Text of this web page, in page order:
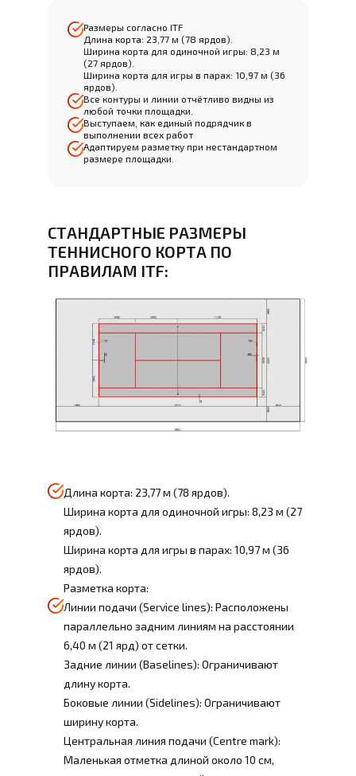
Размеры согласно ITF
Длина корта: 23,77 м (78 ярдов).
Ширина корта для одиночной игры: 8,23 м
(27 ярдов).
Ширина корта для игры в парах: 10,97 м (36
ярдов).
Все контуры и линии отчётливо видны из
любой точки площадки.
Выступаем, как единый подрядчик в
выполнении всех работ
Адаптируем разметку при нестандартном
размере площадки.
СТАНДАРТНЫЕ РАЗМЕРЫ
ТЕННИСНОГО КОРТА ПО
ПРАВИЛАМ ITF:
Длина корта: 23,77 м (78 ярдов).
Ширина корта для одиночной игры: 8,23 м (27
ярдов).
Ширина корта для игры в парах: 10,97 м (36
ярдов).
Разметка корта:
Линии подачи (Service lines): Расположены
параллельно задним линиям на расстоянии
6,40 м (21 ярд) от сетки.
Задние линии (Baselines): Ограничивают
длину корта.
Боковые линии (Sidelines): Ограничивают
ширину корта.
Центральная линия подачи (Centre mark):
Маленькая отметка длиной около 10 см,